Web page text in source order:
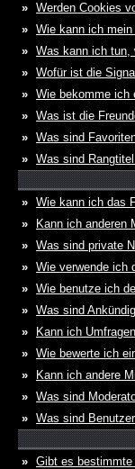
» Werden Cookies
» Wie kann ich
» Was kann ich tun,
» Wofür ist die
» Wie bekomme ich
» Was ist die
» Was sind
» Was sind
» Wie kann ich das
»
Kann ich anderen
» Was sind private
» Wie verwende ich
» Wie benutze ich
» Was sind
»
Kann ich
» Wie bewerte ich
»
Kann ich andere
» Was sind
» Was sind
» Gibt es